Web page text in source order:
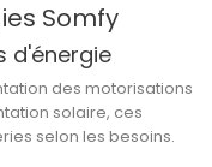
Somfy
d'énergie
des motorisations
solaire, ces
selon les besoins.